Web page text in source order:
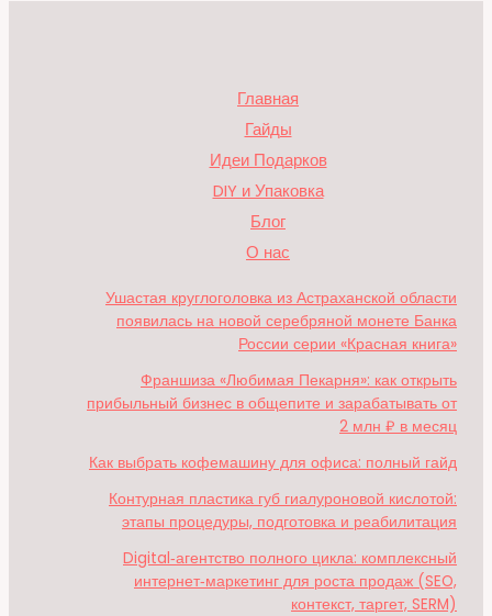
Главная
Гайды
Идеи Подарков
DIY и Упаковка
Блог
О нас
Ушастая круглоголовка из Астраханской области
появилась на новой серебряной монете Банка
России серии «Красная книга»
Франшиза «Любимая Пекарня»: как открыть
прибыльный бизнес в общепите и зарабатывать от
2 млн ₽ в месяц
Как выбрать кофемашину для офиса: полный гайд
Контурная пластика губ гиалуроновой кислотой:
этапы процедуры, подготовка и реабилитация
Digital‑агентство полного цикла: комплексный
интернет‑маркетинг для роста продаж (SEO,
контекст, таргет, SERM)